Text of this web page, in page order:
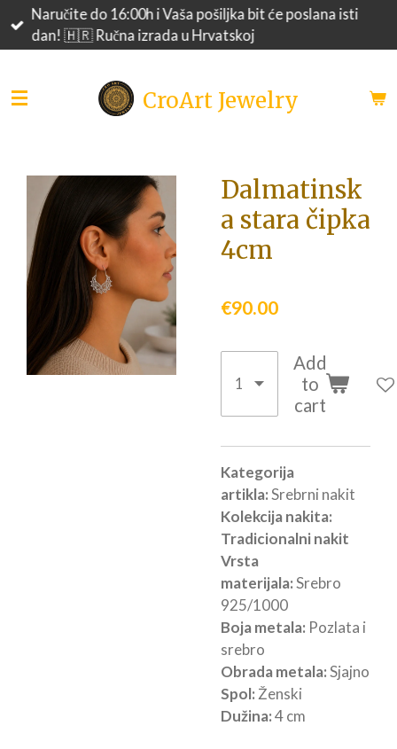
SkipNaručite do 16:00h i Vaša pošiljka bit će poslana isti
dan! 🇭🇷 Ručna izrada u Hrvatskoj
CroArt Jewelry
Dalmatinsk
a stara čipka
4cm
€90.00
Add
to
cart
Kategorija
artikla:Srebrni nakit
Kolekcija nakita:
Tradicionalni nakit
Vrsta
materijala:Srebro
925/1000
Boja metala: Pozlata i
srebro
Obrada metala:Sjajno
Spol: Ženski
Dužina:4 cm